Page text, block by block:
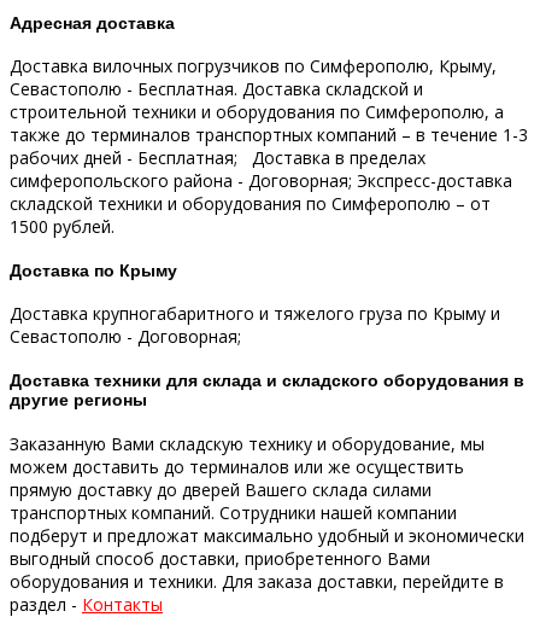
Адресная доставка
Доставка вилочных погрузчиков по Симферополю, Крыму,
Севастополю - Бесплатная. Доставка складской и
строительной техники и оборудования по Симферополю, а
также до терминалов транспортных компаний – в течение 1-3
рабочих дней - Бесплатная; Доставка в пределах
симферопольского района - Договорная; Экспресс-доставка
складской техники и оборудования по Симферополю – от
1500 рублей.
Доставка по Крыму
Доставка крупногабаритного и тяжелого груза по Крыму и
Севастополю - Договорная;
Доставка техники для склада и складского оборудования в
другие регионы
Заказанную Вами складскую технику и оборудование, мы
можем доставить до терминалов или же осуществить
прямую доставку до дверей Вашего склада силами
транспортных компаний. Сотрудники нашей компании
подберут и предложат максимально удобный и экономически
выгодный способ доставки, приобретенного Вами
оборудования и техники. Для заказа доставки, перейдите в
раздел - Контакты